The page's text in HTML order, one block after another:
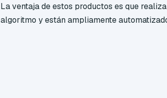
La ventaja de estos productos es que
algoritmo y están ampliamente